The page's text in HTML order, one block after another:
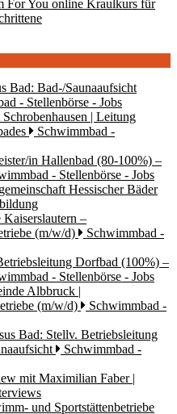
For You online Kraulkurs für
Bad: Bad-/Saunaaufsicht
- Stellenbörse - Jobs
Schrobenhausen | Leitung
Schwimmbad -
in Hallenbad (80-100%) –
- Stellenbörse - Jobs
Hessischer Bäder
Kaiserslautern –
(m/w/d)
Schwimmbad -
Dorfbad (100%) –
- Stellenbörse - Jobs
Albbruck |
(m/w/d)
Schwimmbad -
Bad: Stellv. Betriebsleitung
Schwimmbad -
mit Maximilian Faber |
und Sportstättenbetriebe